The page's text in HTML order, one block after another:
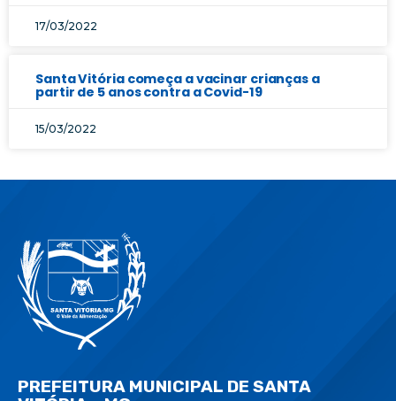
17/03/2022
Santa Vitória começa a vacinar crianças a
partir de 5 anos contra a Covid-19
15/03/2022
PREFEITURA MUNICIPAL DE SANTA